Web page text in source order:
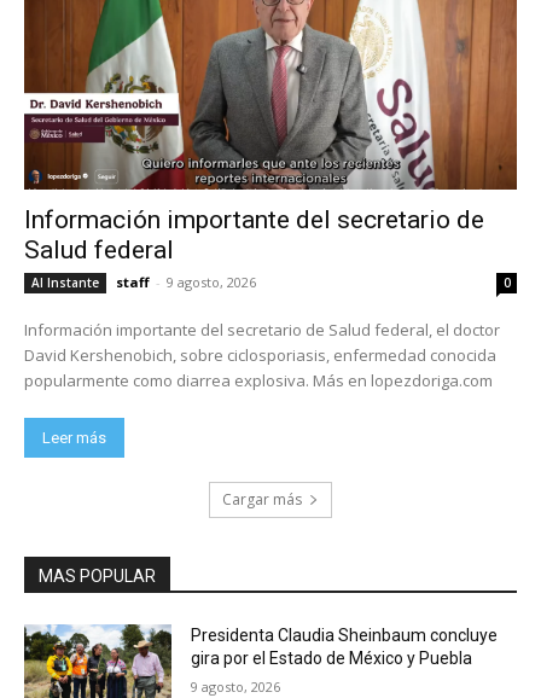
Información importante del secretario de
Salud federal
Al Instante staff - 9 agosto, 2026 0
Información importante del secretario de Salud federal, el doctor
David Kershenobich, sobre ciclosporiasis, enfermedad conocida
popularmente como diarrea explosiva. Más en lopezdoriga.com
Leer más
Cargar más
MAS POPULAR
Presidenta Claudia Sheinbaum concluye
gira por el Estado de México y Puebla
9 agosto, 2026